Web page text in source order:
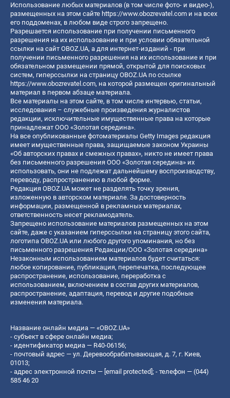
Использование любых материалов (в том числе фото- и видео-),
размещенных на этом сайте https://www.obozrevatel.com и на всех
его поддоменах, в любом виде строго запрещено.
Разрешается использование при получении письменного
разрешения на их использование и при условии обязательной
ссылки на сайт OBOZ.UA, а для интернет-изданий - при
получении письменного разрешения на их использование и при
обязательном размещении прямой, открытой для поисковых
систем, гиперссылки на страницу OBOZ.UA по ссылке
https://www.obozrevatel.com, на которой размещен оригинальный
материал в первом абзаце материала.
Все материалы на этом сайте, в том числе интервью, статьи,
исследования – служебные произведения журналистов
редакции, исключительные имущественные права на которые
принадлежат ООО «Золотая середина».
На все опубликованные фотоматериалы Getty Images редакция
имеет имущественные права, защищаемые законом Украины
«Об авторских правах и смежных правах», никто не имеет права
без письменного разрешения ООО «Золотая середина» их
использовать, они не подлежат дальнейшему воспроизводству,
переводу, распространению в любой форме.
Редакция OBOZ.UA может не разделять точку зрения,
изложенную в авторском материале. За достоверность
информации, размещенной в рекламных материалах,
ответственность несет рекламодатель.
Запрещено использование материалов размещенных на этом
сайте, даже с указанием гиперссылки на страницу этого сайта,
логотипа OBOZ.UA или любого другого упоминания, но без
письменного разрешения Редакции/ООО «Золотая середина»
Незаконным использованием материалов будет считаться:
любое копирование, публикация, перепечатка, последующее
распространение, использование, переработка с
использованием, включением в состав других материалов,
распространение, адаптация, перевод и другие подобные
изменения материала.
Название онлайн медиа — «OBOZ.UA»
- субъект в сфере онлайн медиа;
- идентификатор медиа — R40-06156;
- почтовый адрес — ул. Деревообрабатывающая, д. 7, г. Киев,
01013;
- адрес электронной почты — [email protected]; - телефон — (044)
585 46 20